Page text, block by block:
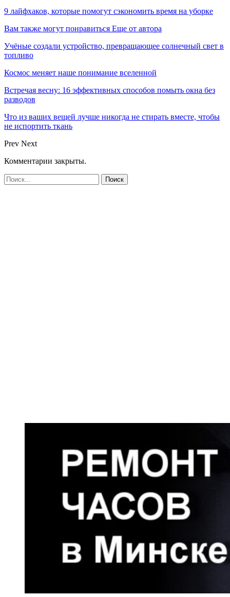
9 лайфхаков, которые помогут сэкономить время на уборке
Вам также могут понравиться Еще от автора
Учёные создали устройство, превращающее солнечный свет в
топливо
Космос меняет наше понимание вселенной
Встречая весну: 16 эффективных способов помыть окна без
разводов
Что из ваших вещей лучше никогда не стирать вместе, чтобы
не испортить ткань
Prev Next
Комментарии закрыты.